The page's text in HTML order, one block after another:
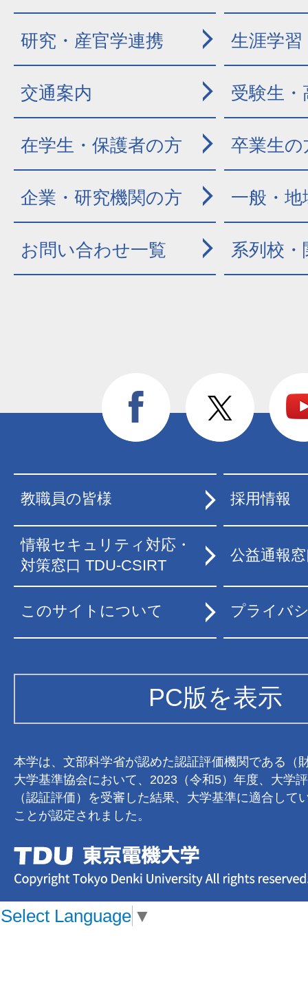
研究・産官学連携 生涯学習
交通案内 受験生
在学生・保護者の方 卒業生の
企業・研究機関の方 一般・地
お問い合わせ一覧 系列校
教職員の皆様 採用情報
情報セキュリティ対応・
対策窓口 TDU-CSIRT
公益通報
このサイトについて プライバ
PC版を表示
本学は、文部科学省が認めた認証評価機関である（
大学基準協会において、2023（令和5）年度、大学
（認証評価）を受審した結果、大学基準に適合して
ことが認定されました。
Select Language ▼